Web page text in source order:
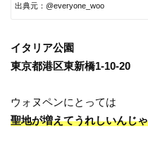
出典元：@everyone_woo
イタリア公園
東京都港区東新橋1-10-20
ウォヌペンにとっては
聖地が増えてうれしいんじ